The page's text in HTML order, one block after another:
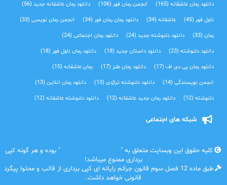
دانلود رمان عاشقانه(165) انجمن رمان فور(106) دانلود رمان عاشقانه جدید(56)
ناول فور(45) عاشقانه(34) دانلود رمان رمان فور(34) انجمن رمان نویسی(33)
رمان(33) دانلود دلنوشته جدید(24) دانلود رمان اجتماعی‌(24)
دانلود دلنوشته(23) دانلود داستان جدید(18) دانلود رمان ناول فور(18)
دانلود رمان پی دی اف(17) دانلود رمان طنز(17) رمان عاشقانه(15)
انجمن نویسندگی(14) دانلود دلنوشته تراژدی‌(13) دانلود رمان انلاین(13)
دلنوشته(12) دانلود رمان جدید عاشقانه(12) دانلود دلنوشته عاشقانه(12)
شبکه های اجتماعی
کلیه حقوق این وبسایت متعلق به "
" بوده و هر گونه کپی
برداری ممنوع میباشد!
طبق ماده 12 فصل سوم قانون جرائم رایانه ای کپی برداری از قالب و محتوا پیگرد
قانونی خواهد داشت.